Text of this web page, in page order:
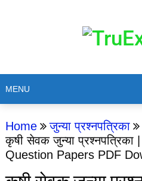
MENU
Home
जुन्या प्रश्नपत्रिका
कृषी सेवक जुन्या
Question Papers PDF